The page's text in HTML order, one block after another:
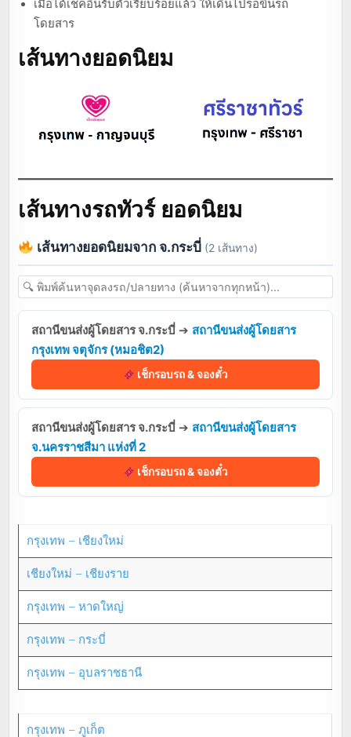
เมื่อได้เช็คอินรับตั๋วเรียบร้อยแล้ว ให้เดินไปรอขึ้นรถ
โดยสาร
เส้นทางยอดนิยม
เส้นทางรถทัวร์ ยอดนิยม
เส้นทางยอดนิยมจาก จ.กระบี่ (2 เส้นทาง)
สถานีขนส่งผู้โดยสาร จ.กระบี่ ➔ สถานีขนส่งผู้โดยสาร
กรุงเทพ จตุจักร (หมอชิต2)
เช็กรอบรถ & จองตั๋ว
สถานีขนส่งผู้โดยสาร จ.กระบี่ ➔ สถานีขนส่งผู้โดยสาร
จ.นครราชสีมา แห่งที่ 2
เช็กรอบรถ & จองตั๋ว
กรุงเทพ – เชียงใหม่
เชียงใหม่ – เชียงราย
กรุงเทพ – หาดใหญ่
กรุงเทพ – กระบี่
กรุงเทพ – อุบลราชธานี
กรุงเทพ – ภูเก็ต